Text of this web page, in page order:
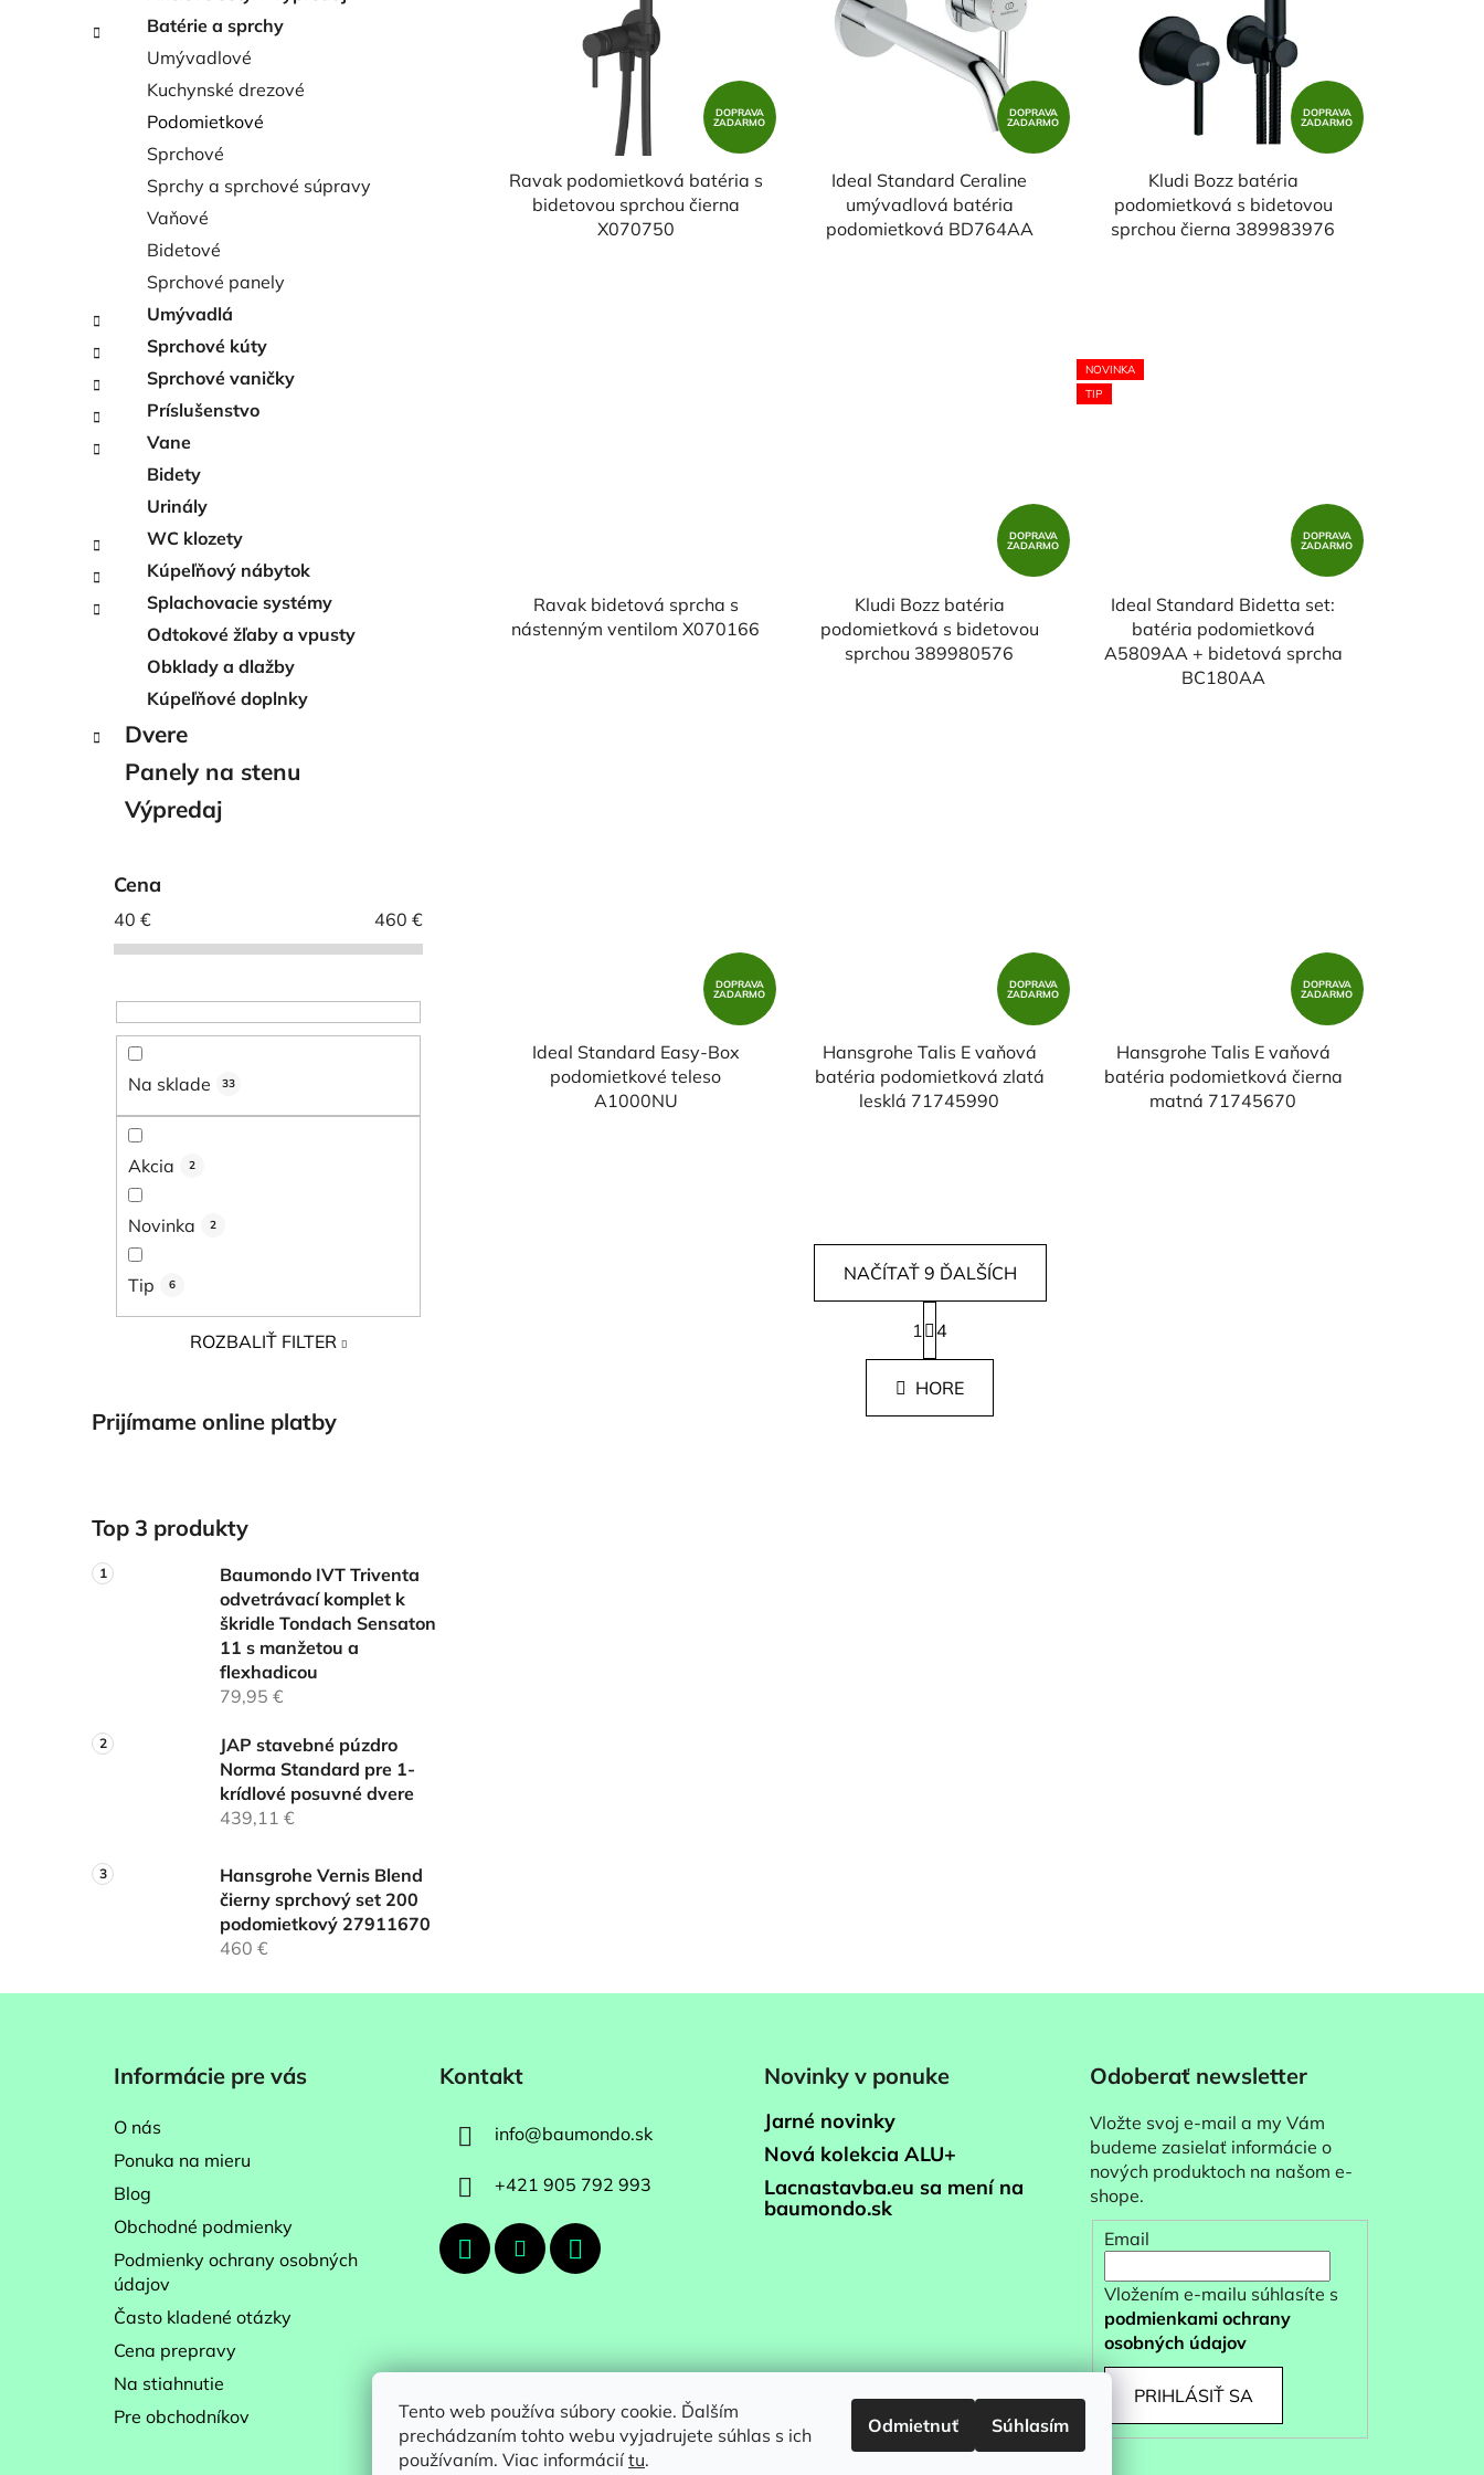
Tento web používa súbory cookie. Ďalším
prechádzaním tohto webu vyjadrujete súhlas s ich
používaním. Viac informáciítu.
Odmietnuť Súhlasím
l
Batérie a sprchy
Umývadlové
Kuchynské drezové
Podomietkové
Sprchové
Sprchy a sprchové súpravy
Vaňové
Bidetové
Sprchové panely
Umývadlá
Sprchové kúty
Sprchové vaničky
Príslušenstvo
Vane
Bidety
Urinály
WC klozety
Kúpeľňový nábytok
Splachovacie systémy
Odtokové žľaby a vpusty
Obklady a dlažby
Kúpeľňové doplnky
Dvere
Panely na stenu
Výpredaj
Cena
40 € 460 €
Na sklade 33
Akcia 2
Novinka 2
Tip 6
ROZBALIŤ FILTER
Prijímame online platby
Top 3 produkty
Baumondo IVT Triventa
odvetrávací komplet k
škridle Tondach Sensaton
11 s manžetou a
flexhadicou
79,95 €
JAP stavebné púzdro
Norma Standard pre 1-
krídlové posuvné dvere
439,11 €
Hansgrohe Vernis Blend
čierny sprchový set 200
podomietkový 27911670
460 €
r
o
d
DOPRAVA
ZADARMO
Ravak podomietková batéria s
bidetovou sprchou čierna
X070750
DOPRAVA
ZADARMO
Ideal Standard Ceraline
umývadlová batéria
podomietková BD764AA
DOPRAVA
ZADARMO
Kludi Bozz batéria
podomietková s bidetovou
sprchou čierna 389983976
Ravak bidetová sprcha s
nástenným ventilom X070166
DOPRAVA
ZADARMO
Kludi Bozz batéria
podomietková s bidetovou
sprchou 389980576
NOVINKA
TIP
DOPRAVA
ZADARMO
Ideal Standard Bidetta set:
batéria podomietková
A5809AA + bidetová sprcha
BC180AA
DOPRAVA
ZADARMO
Ideal Standard Easy-Box
podomietkové teleso
A1000NU
DOPRAVA
ZADARMO
Hansgrohe Talis E vaňová
batéria podomietková zlatá
lesklá 71745990
DOPRAVA
ZADARMO
Hansgrohe Talis E vaňová
batéria podomietková čierna
matná 71745670
O
v
l
á
NAČÍTAŤ 9 ĎALŠÍCH
S
t
r
n
k
1 4
HORE
Informácie pre vás
O nás
Ponuka na mieru
Blog
Obchodné podmienky
Podmienky ochrany osobných
údajov
Často kladené otázky
Cena prepravy
Na stiahnutie
Pre obchodníkov
Kontakt
info@baumondo.sk
+421 905 792 993
Novinky v ponuke
Jarné novinky
Nová kolekcia ALU+
Lacnastavba.eu sa mení na
baumondo.sk
Odoberať newsletter
Vložte svoj e-mail a my Vám
budeme zasielať informácie o
nových produktoch na našom e-
shope.
Email
Vložením e-mailu súhlasíte s
podmienkami ochrany
osobných údajov
PRIHLÁSIŤ SA